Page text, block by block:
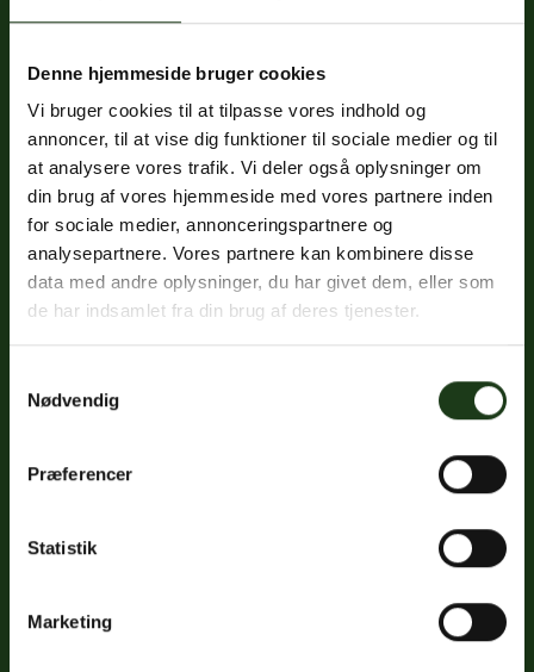
Denne hjemmeside bruger cookies
Vi bruger cookies til at tilpasse vores indhold og
annoncer, til at vise dig funktioner til sociale medier og til
at analysere vores trafik. Vi deler også oplysninger om
din brug af vores hjemmeside med vores partnere inden
for sociale medier, annonceringspartnere og
analysepartnere. Vores partnere kan kombinere disse
data med andre oplysninger, du har givet dem, eller som
de har indsamlet fra din brug af deres tjenester.
Nødvendig
Præferencer
Statistik
Marketing
Fredericiavej 69B, st.
7100 Vejle
CVR: 32334512
Trustpilot
Sociale medier
Instagram
Priser